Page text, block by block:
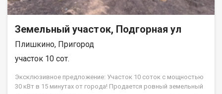
Земельный участок, Подгорная ул
Плишкино, Пригород
участок 10 сот.
Эксклюзивное предложение: Участок 10 соток с мощностью
30 кВт в 15 минутах от города! Продается ровный земельный